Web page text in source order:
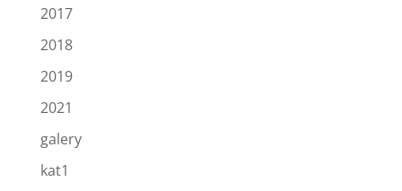
2017
2018
2019
2021
galery
kat1